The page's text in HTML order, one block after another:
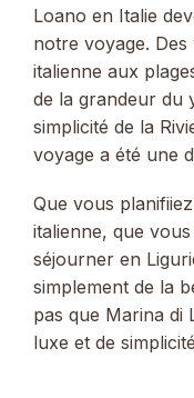
Loano en Italie
notre voyage. Des
italienne aux
de la grandeur du
simplicité de la
voyage a été une
Que vous
italienne, que
séjourner en
simplement de la
pas que Marina di
luxe et de